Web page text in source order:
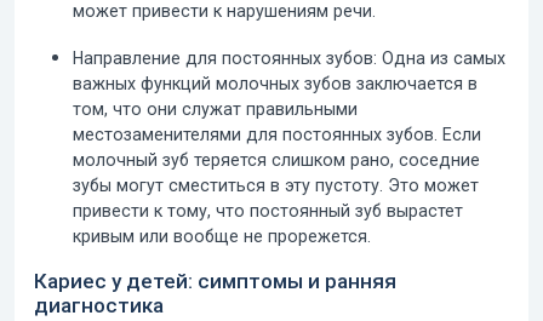
может привести к нарушениям речи.
Направление для постоянных зубов: Одна из самых
важных функций молочных зубов заключается в
том, что они служат правильными
местозаменителями для постоянных зубов. Если
молочный зуб теряется слишком рано, соседние
зубы могут сместиться в эту пустоту. Это может
привести к тому, что постоянный зуб вырастет
кривым или вообще не прорежется.
Кариес у детей: симптомы и ранняя
диагностика